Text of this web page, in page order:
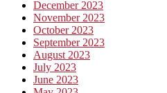
December 2023
November 2023
October 2023
September 2023
August 2023
July 2023
June 2023